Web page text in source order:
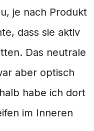
je nach Produkt
dass sie aktiv
Das neutrale
aber optisch
habe ich dort
im Inneren